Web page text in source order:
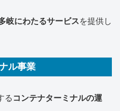
岐にわたるサービスを提供し
ル事業
る コンテナターミナルの運